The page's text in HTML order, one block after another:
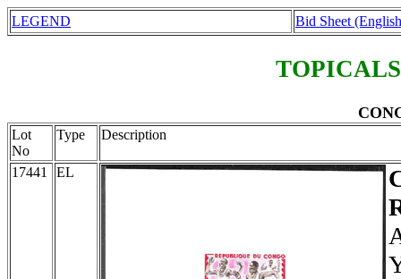
LEGEND Bid Sheet
Lot
No
Type Description
17441 EL